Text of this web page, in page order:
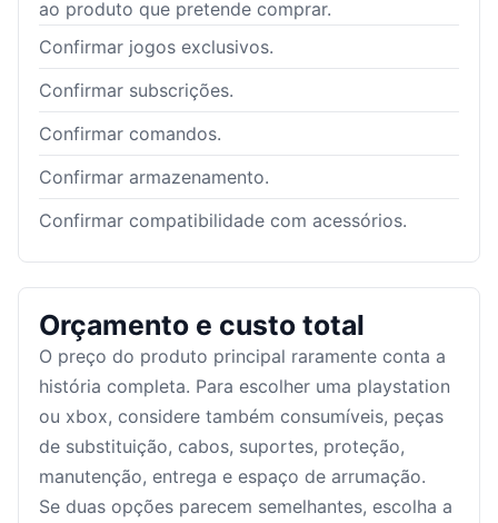
ao produto que pretende comprar.
Confirmar jogos exclusivos.
Confirmar subscrições.
Confirmar comandos.
Confirmar armazenamento.
Confirmar compatibilidade com acessórios.
Orçamento e custo total
O preço do produto principal raramente conta a
história completa. Para escolher uma playstation
ou xbox, considere também consumíveis, peças
de substituição, cabos, suportes, proteção,
manutenção, entrega e espaço de arrumação.
Se duas opções parecem semelhantes, escolha a